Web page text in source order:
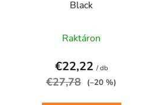
Black
Raktáron
€22,22 / db
€27,78 (–20 %)